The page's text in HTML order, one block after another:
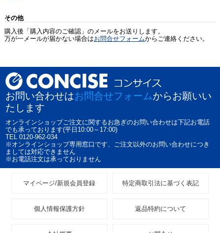
その他
購入後「購入内容のご確認」のメールをお送りします。
万が一メールが届かない場合はお問合せフォームからご連絡ください。
お問い合わせはお問合せフォームからお願いい
たします
オンラインショップご注文に関するお急ぎのお問い合わせは下記お電話
でも承っております(平日10:00～17:00)
TEL 0120-962-034
※オンラインショップ専用窓口です、ご注文以外のお問い合わせにつき
ましては対応できません
※お電話注文は承っておりません
マイページ/新規会員登録 特定商取引法に基づく表記
個人情報保護方針 返品特約について